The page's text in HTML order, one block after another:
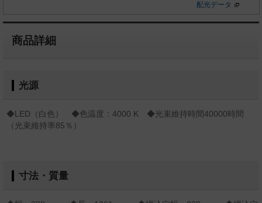
配光データ
商品詳細
光源
◆LED（白色） ◆色温度：4000 K ◆光束維持時間40000時間
（光束維持率85％）
寸法・質量